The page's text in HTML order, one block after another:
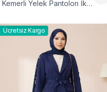
Kemerli Yelek Pantolon İkili
Ücretsiz Kargo